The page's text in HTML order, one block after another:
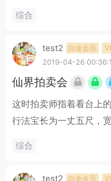
综合
test2 白金会员
2019-04-26
仙界拍卖会
这时拍卖师指着看台上
行法宝长为一丈五尺，
的是镶嵌在法宝上蓄电
综合
test2 白金会员